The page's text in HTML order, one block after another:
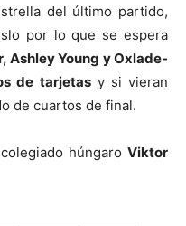
del último partido,
por lo que se espera
Ashley Young y Oxlade-
de tarjetasy si vieran
de cuartos de final.
húngaro Viktor